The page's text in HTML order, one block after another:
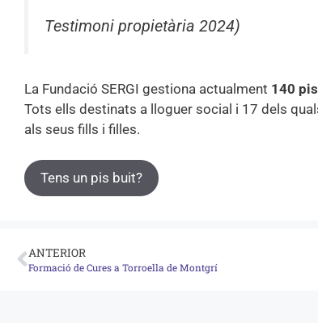
Testimoni propietària 2024)
La Fundació SERGI gestiona actualment 140
Tots ells destinats a lloguer social i 17 dels
als seus fills i filles.
Tens un pis buit?
ANTERIOR
Formació de Cures a Torroella de Montgrí